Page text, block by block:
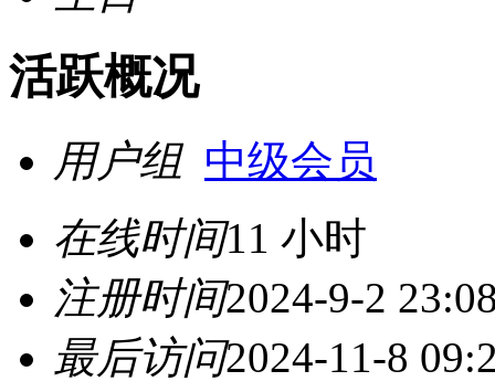
活跃概况
用户组 中级会员
在线时间11 小时
注册时间2024-9-2
最后访问2024-11-8